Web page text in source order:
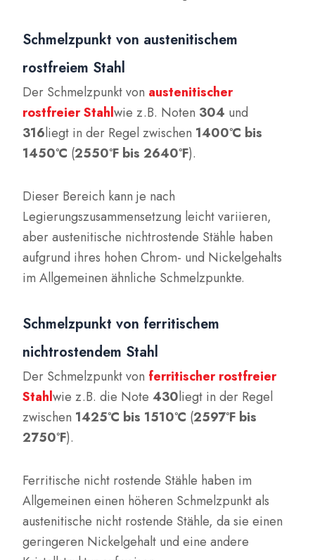
Schmelzpunkt von austenitischem
rostfreiem Stahl
Der Schmelzpunkt von austenitischer
rostfreier Stahlwie z.B. Noten 304 und
316liegt in der Regel zwischen 1400°C bis
1450°C (2550°F bis 2640°F).
Dieser Bereich kann je nach
Legierungszusammensetzung leicht variieren,
aber austenitische nichtrostende Stähle haben
aufgrund ihres hohen Chrom- und Nickelgehalts
im Allgemeinen ähnliche Schmelzpunkte.
Schmelzpunkt von ferritischem
nichtrostendem Stahl
Der Schmelzpunkt von ferritischer rostfreier
Stahlwie z.B. die Note430liegt in der Regel
zwischen 1425°C bis 1510°C (2597°F bis
2750°F).
Ferritische nicht rostende Stähle haben im
Allgemeinen einen höheren Schmelzpunkt als
austenitische nicht rostende Stähle, da sie einen
geringeren Nickelgehalt und eine andere